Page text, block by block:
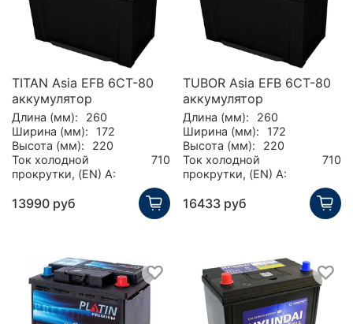
TITAN Asia EFB 6СТ-80
аккумулятор
Длина (мм):
260
Ширина (мм):
172
Высота (мм):
220
Ток холодной
прокрутки, (EN) А:
710
13990 руб
TUBOR Asia EFB 6СТ-80
аккумулятор
Длина (мм):
260
Ширина (мм):
172
Высота (мм):
220
Ток холодной
прокрутки, (EN) А:
710
16433 руб